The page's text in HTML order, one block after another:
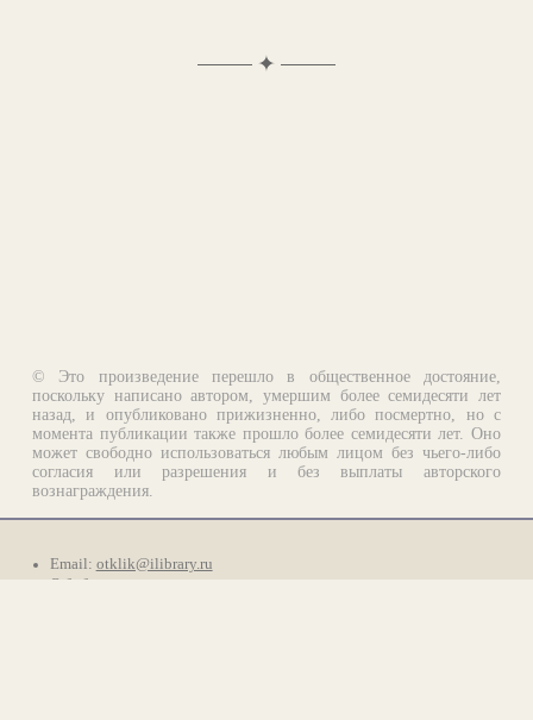
✦
© Это произведение перешло в общественное достояние,
поскольку написано автором, умершим более семидесяти лет
назад, и опубликовано прижизненно, либо посмертно, но с
момента публикации также прошло более семидесяти лет. Оно
может свободно использоваться любым лицом без чьего-либо
согласия или разрешения и без выплаты авторского
вознаграждения.
Email: otklik@ilibrary.ru
О библиотеке